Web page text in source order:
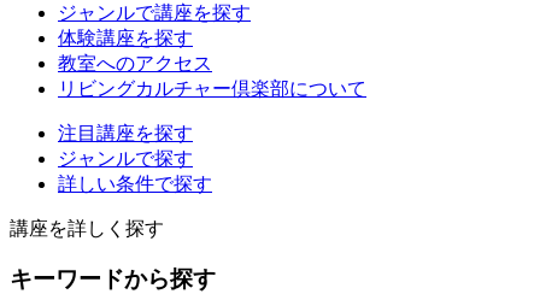
ジャンルで講座を探す
体験講座を探す
教室へのアクセス
リビングカルチャー倶楽部について
注目講座を探す
ジャンルで探す
詳しい条件で探す
講座を詳しく探す
キーワードから探す